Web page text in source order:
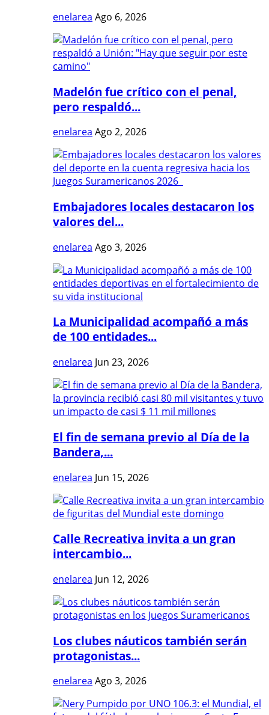
enelarea Ago 6, 2026
Madelón fue crítico con el penal,
pero respaldó...
enelarea Ago 2, 2026
Embajadores locales destacaron los
valores del...
enelarea Ago 3, 2026
La Municipalidad acompañó a más
de 100 entidades...
enelarea Jun 23, 2026
El fin de semana previo al Día de la
Bandera,...
enelarea Jun 15, 2026
Calle Recreativa invita a un gran
intercambio...
enelarea Jun 12, 2026
Los clubes náuticos también serán
protagonistas...
enelarea Ago 3, 2026